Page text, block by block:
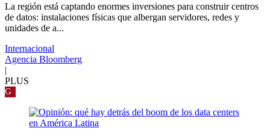
La región está captando enormes inversiones para construir centros
de datos: instalaciones físicas que albergan servidores, redes y
unidades de a...
Internacional
Agencia Bloomberg
|
PLUS
G